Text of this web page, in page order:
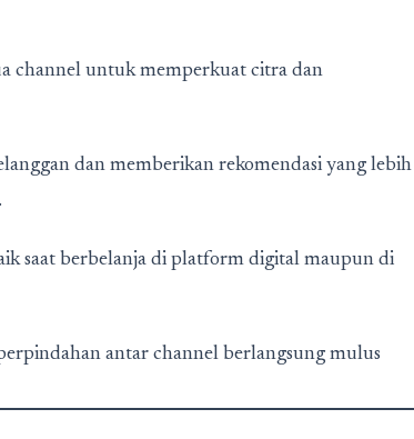
channel untuk memperkuat citra dan
dan memberikan rekomendasi yang lebih
.
saat berbelanja di platform digital maupun di
antar channel berlangsung mulus